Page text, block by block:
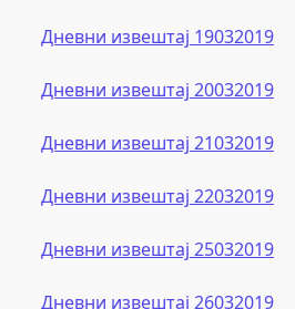
Дневни извештај 19032019
Дневни извештај 20032019
Дневни извештај 21032019
Дневни извештај 22032019
Дневни извештај 25032019
Дневни извештај 26032019